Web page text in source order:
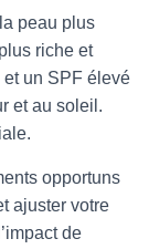
peau plus
riche et
et un SPF élevé
et au soleil.
opportuns
ajuster votre
de